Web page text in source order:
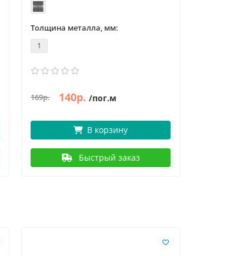
Толщина металла, мм:
1
169р. 140р. /пог.м
В корзину
Быстрый заказ